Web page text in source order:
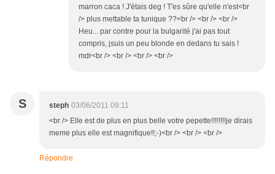
marron caca ! J'étais deg ! T'es sûre qu'elle n'est<br
/> plus mettable ta tunique ??<br /> <br /> <br />
Heu... par contre pour la bulgarité j'ai pas tout
compris, jsuis un peu blonde en dedans tu sais !
mdr<br /> <br /> <br /> <br />
S steph 03/06/2011 09:11
<br /> Elle est de plus en plus belle votre pepette!!!!!!!!je dirais
meme plus elle est magnifique!!;-)<br /> <br /> <br />
Répondre